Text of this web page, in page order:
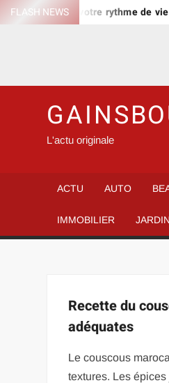
Skip
to
FLASH NEWS
Bus 249 à votre rythme de vie
L'actu originale
ACTU AUTO
IMMOBILIER JARDIN
Recette du
adéquates
Le couscous
textures. Les